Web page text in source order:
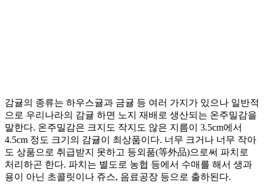
감귤의 종류는 하우스귤과 금귤 등 여러 가지가 있으나 일반적
으로 우리나라의 감귤 하면 노지 재배로 생산되는 온주밀감을
말한다. 온주밀감은 크지도 작지도 않은 지름이 3.5cm에서
4.5cm 정도 크기의 감귤이 최상품이다. 너무 크거나 너무 작아
도 상품으로 취급받지 못하고 등외품(等外品)으로써 파치로
처리하곤 한다. 파치는 별도로 농협 등에서 수매를 해서 생과
용이 아닌 초콜릿이나 쥬스, 음료공장 등으로 출하된다.